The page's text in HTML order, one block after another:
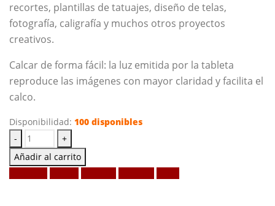
recortes, plantillas de tatuajes, diseño de telas,
fotografía, caligrafía y muchos otros proyectos
creativos.
Calcar de forma fácil: la luz emitida por la tableta
reproduce las imágenes con mayor claridad y facilita el
calco.
Disponibilidad: 100 disponibles
-
+
Añadir al carrito